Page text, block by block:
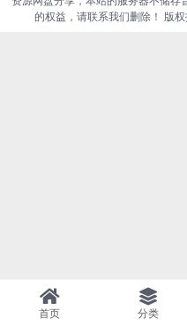
的权益，请联系我们删除！ 版
首页 分类